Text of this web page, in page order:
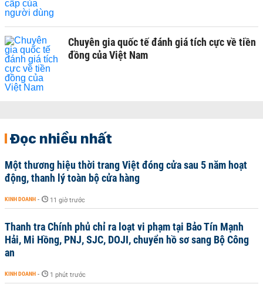
Chuyên gia quốc tế đánh giá tích cực về tiền
đồng của Việt Nam
Đọc nhiều nhất
Một thương hiệu thời trang Việt đóng cửa sau 5 năm hoạt
động, thanh lý toàn bộ cửa hàng
KINH DOANH - 11 giờ trước
Thanh tra Chính phủ chỉ ra loạt vi phạm tại Bảo Tín Mạnh
Hải, Mi Hồng, PNJ, SJC, DOJI, chuyển hồ sơ sang Bộ Công
an
KINH DOANH - 1 phút trước